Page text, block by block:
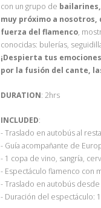
con un grupo de
muy próximo a
fuerza del flamenco,
conocidas: bulerías,
¡Despierta tus
por la fusión del cante,
DURATION: 2hrs
INCLUDED:
- Traslado en autobús al
- Guía acompañante de
- 1 copa de vino, sangría,
- Espectáculo flamenco con
- Traslado en autobús
- Duración del espectáculo: